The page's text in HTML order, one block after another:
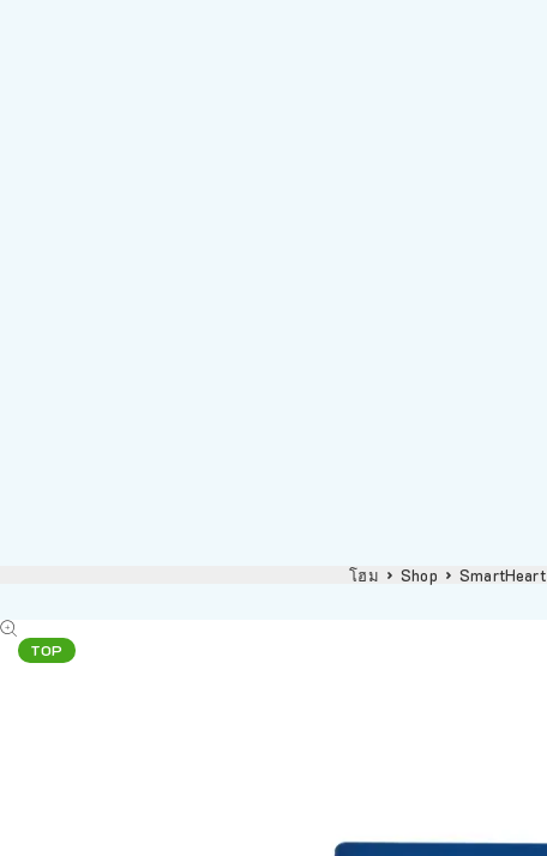
โฮม Shop SmartHeart
TOP